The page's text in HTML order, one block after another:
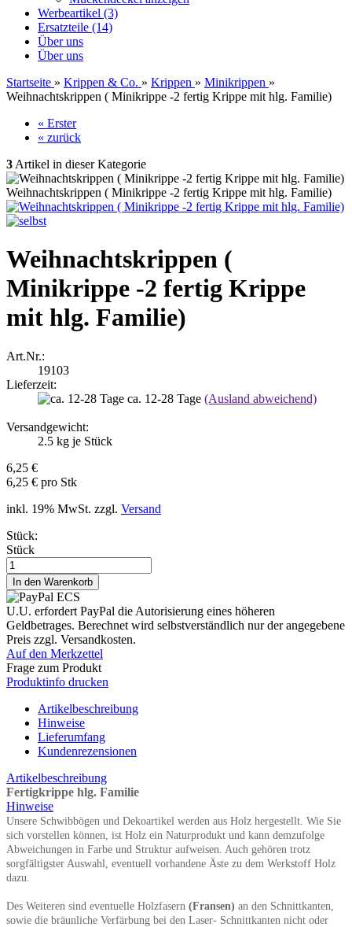
Werbeartikel (3)
Ersatzteile (14)
Über uns
Über uns
Startseite » Krippen & Co. » Krippen » Minikrippen »
Weihnachtskrippen ( Minikrippe -2 fertig Krippe mit hlg. Familie)
« Erster
« zurück
3 Artikel in dieser Kategorie
Weihnachtskrippen ( Minikrippe -2 fertig Krippe mit hlg. Familie)
Weihnachtskrippen (
Minikrippe -2 fertig Krippe
mit hlg. Familie)
Art.Nr.:
19103
Lieferzeit:
ca. 12-28 Tage (Ausland abweichend)
Versandgewicht:
2.5 kg je Stück
6,25 €
6,25 € pro Stk
inkl. 19% MwSt. zzgl. Versand
Stück:
Stück
U.U. erfordert PayPal die Autorisierung eines höheren
Geldbetrages. Berechnet wird selbstverständlich nur der angegebene
Preis zzgl. Versandkosten.
Auf den Merkzettel
Frage zum Produkt
Produktinfo drucken
Artikelbeschreibung
Hinweise
Lieferumfang
Kundenrezensionen
Artikelbeschreibung
Fertigkrippe hlg. Familie
Hinweise
Unsere Schwibbögen und Dekoartikel werden aus Holz hergestellt. Wie Sie
sich vorstellen können, ist Holz ein Naturprodukt und kann demzufolge
Abweichungen in Farbe und Struktur aufweisen. Auch gehören trotz
sorgfältigster Auswahl, eventuell vorhandene Äste zu dem Werkstoff Holz
dazu.
Des Weiteren sind eventuelle Holzfasern (Fransen) an den Schnittkanten,
sowie die bräunliche Verfärbung bei den Laser- Schnittkanten nicht oder